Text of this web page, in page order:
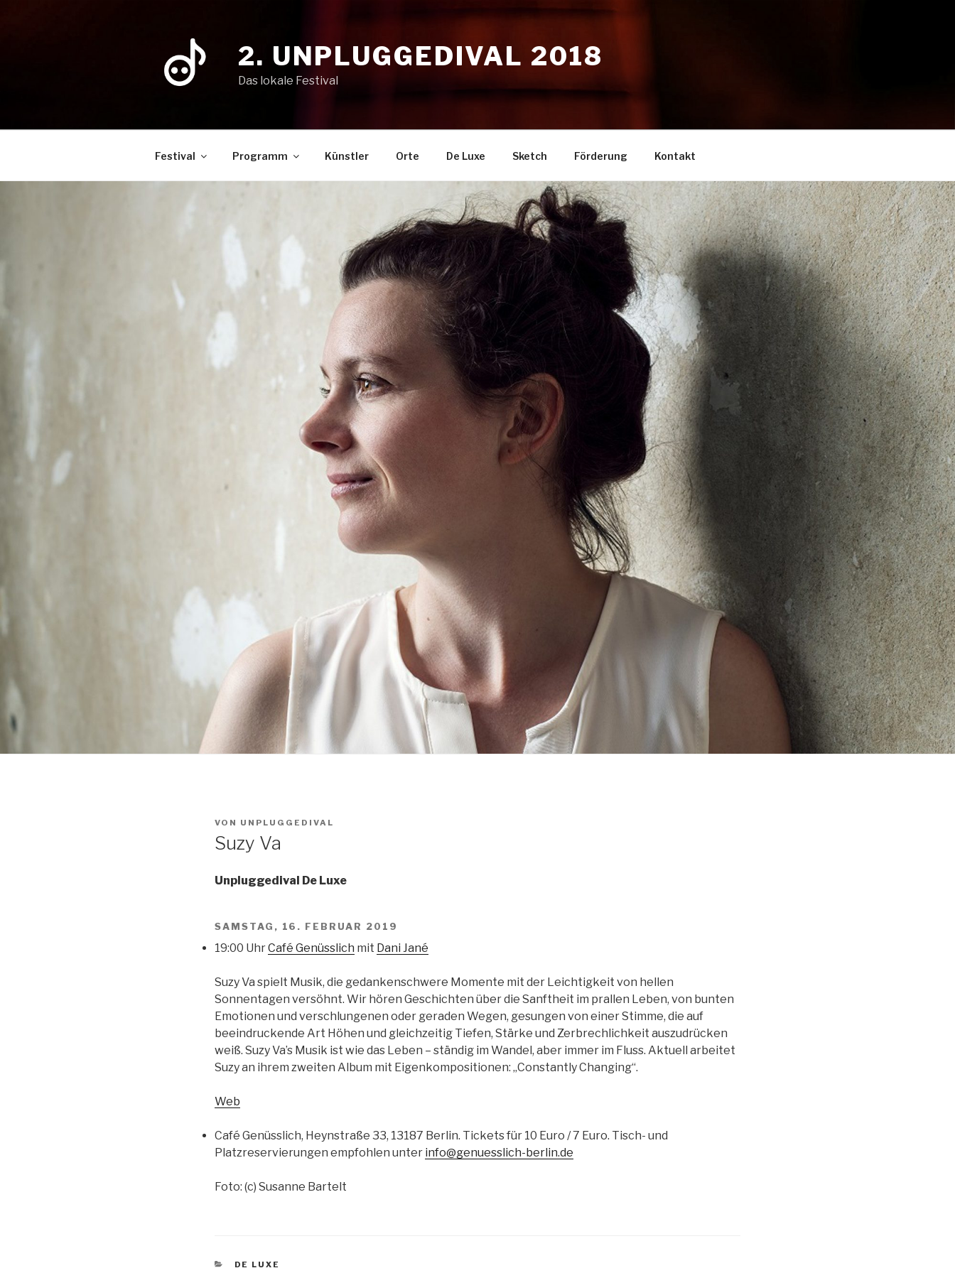
2. UNPLUGGEDIVAL 2018
Das lokale Festival
Festival Programm Künstler Orte De Luxe Sketch Förderung Kontakt
VON UNPLUGGEDIVAL
Suzy Va
Unpluggedival De Luxe
SAMSTAG, 16. FEBRUAR 2019
19:00 UhrCafé Genüsslich mit Dani Jané
Suzy Va spielt Musik, die gedankenschwere Momente mit der Leichtigkeit von hellen
Sonnentagen versöhnt. Wir hören Geschichten über die Sanftheit im prallen Leben, von bunten
Emotionen und verschlungenen oder geraden Wegen, gesungen von einer Stimme, die auf
beeindruckende Art Höhen und gleichzeitig Tiefen, Stärke und Zerbrechlichkeit auszudrücken
weiß. Suzy Va’s Musik ist wie das Leben – ständig im Wandel, aber immer im Fluss. Aktuell arbeitet
Suzy an ihrem zweiten Album mit Eigenkompositionen: „Constantly Changing“.
Web
Café Genüsslich, Heynstraße 33, 13187 Berlin. Tickets für 10 Euro / 7 Euro. Tisch- und
Platzreservierungen empfohlen unter info@genuesslich-berlin.de
Foto: (c) Susanne Bartelt
KATEGORIEN
DE LUXE